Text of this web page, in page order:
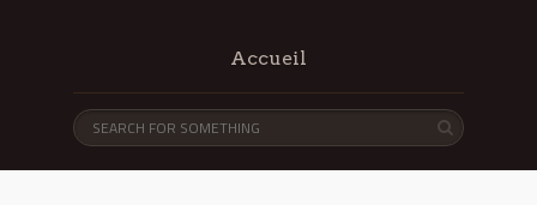
Accueil